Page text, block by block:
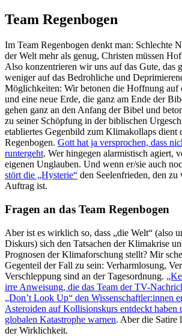
Team Regenbogen
Im Team Regenbogen denkt man: Schlechte
der Welt mehr als genug, Christen müssen
Also konzentrieren wir uns auf das Gute, das
weniger auf das Bedrohliche und
Möglichkeiten: Wir betonen die Hoffnung auf
und eine neue Erde, die ganz am Ende der
gehen ganz an den Anfang der Bibel und
zu seiner Schöpfung in der biblischen
etabliertes Gegenbild zum Klimakollaps dient
Regenbogen. Gott hat ja versprochen, dass
runtergeht. Wer hingegen alarmistisch agiert,
eigenen Unglauben. Und wenn er/sie auch
stört die „Hysterie“ den Seelenfrieden, den zu
Auftrag ist.
Fragen an das Team Regenbogen
Aber ist es wirklich so, dass „die Welt“ (also
Diskurs) sich den Tatsachen der Klimakrise
Prognosen der Klimaforschung stellt? Mir
Gegenteil der Fall zu sein: Verharmlosung,
Verschleppung sind an der Tagesordnung.
irre Anweisung, die das Team der TV-
„Don’t Look Up“ den Wissenschaftler:innen
Asteroiden auf Kollisionskurs entdeckt haben
globalen Katastrophe warnen. Aber die Satire
der Wirklichkeit.